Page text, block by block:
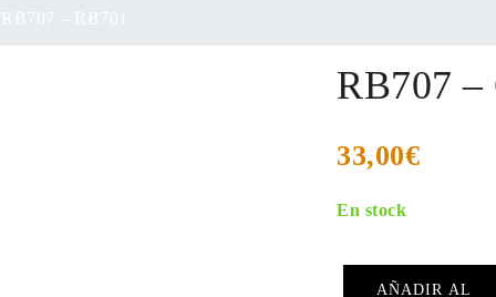
RB707 –
33,00€
En stock
AÑADIR AL